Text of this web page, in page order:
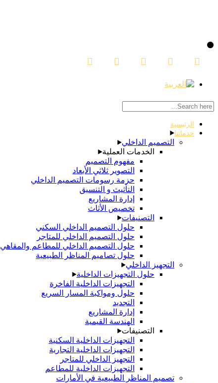
الرئيسية
خدماتنا
التصميم الداخلي
الخدمات العملية
مفهوم التصميم
التصوير ثلاثي الأبعاد
حزمة رسومات التصميم الداخلي
التأثيث و التنسيق
إدارة المشاريع
تخصيص الأثاث
التصنيفات
حلول التصميم الداخلي السكني
حلول التصميم الداخلي للمتاجر
حلول التصميم الداخلي للمطاعم والمقاهي
حلول تصاميم المناظر الطبيعية
التجهيز الداخلي
حلول التجهيزات الداخلية
التجهيزات الداخلية الفاخرة
حلول ومواكبة المسار السريع
التجديد
إدارة المشاريع
الهندسة القيمية
التصنيفات
التجهيزات الداخلية السكنية
التجهيزات الداخلية التجارية
التجهيز الداخلي للمتاجر
التجهيزات الداخلية للمطاعم
تصميم المناظر الطبيعية في الأمارات